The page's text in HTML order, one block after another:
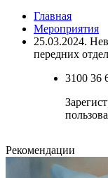
Главная
Мероприятия
25.03.2024.
передних
3100 36
Рекомендации